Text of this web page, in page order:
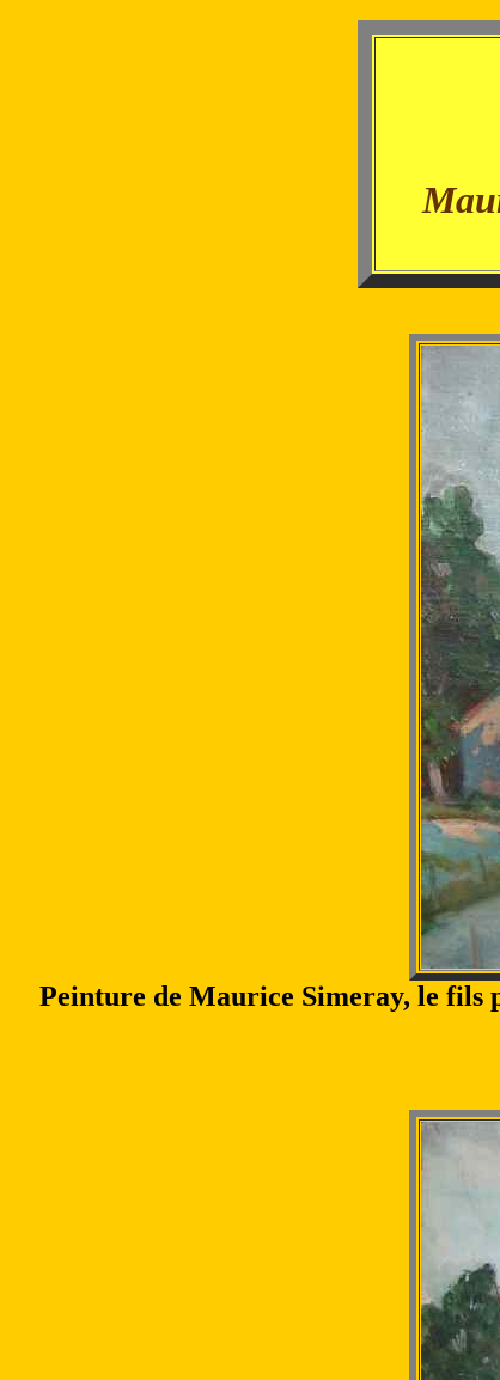
Peinture de Maurice Simeray, le fils